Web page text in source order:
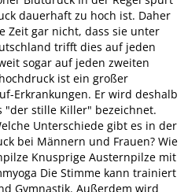
dauerhaft zu hoch ist. Daher
Zeit gar nicht, dass sie unter
trifft dies auf jeden
sogar auf jeden zweiten
ist ein großer
Erkrankungen. Er wird deshalb
"der stille Killer" bezeichnet.
Unterschiede gibt es in der
bei Männern und Frauen? Wie
Knusprige Austernpilze mit
Die Stimme kann trainiert
Gymnastik. Außerdem wird